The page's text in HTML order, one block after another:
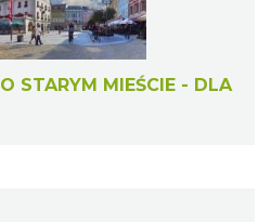
STARYM MIEŚCIE - DLA